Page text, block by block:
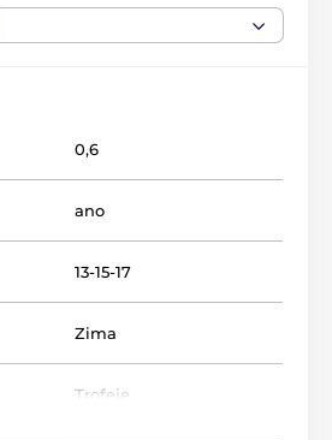
CR2024302
0,6
ano
13-15-17
Zima
Trofeje